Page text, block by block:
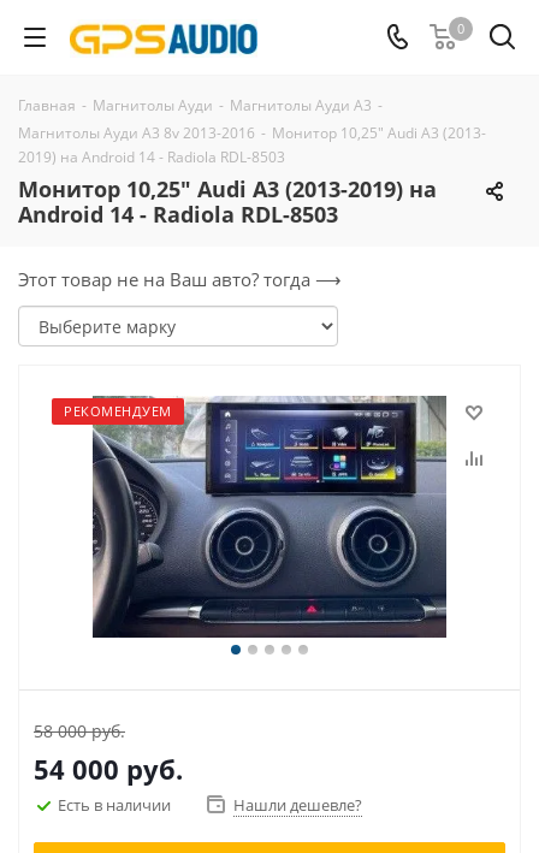
0
Главная - Магнитолы Ауди - Магнитолы Ауди А3 -
Магнитолы Ауди А3 8v 2013-2016 - Монитор 10,25" Audi A3 (2013-
2019) на Android 14 - Radiola RDL-8503
Монитор 10,25" Audi A3 (2013-2019) на
Android 14 - Radiola RDL-8503
Этот товар не на Ваш авто? тогда ⟶
РЕКОМЕНДУЕМ
58 000 руб.
54 000 руб.
Есть в наличии Нашли дешевле?